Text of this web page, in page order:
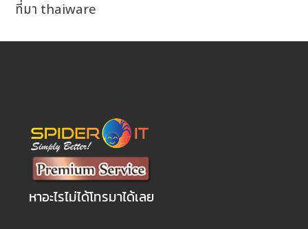
ที่มา thaiware
หาอะไรไม่ได้โทรมาได้เลย